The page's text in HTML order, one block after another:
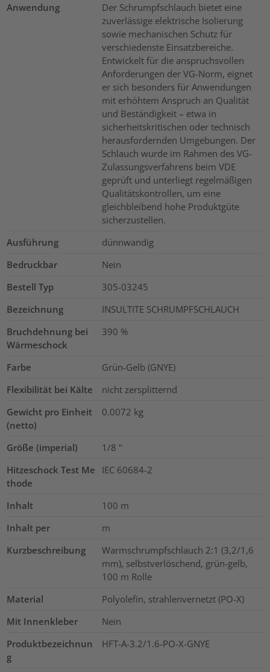
Anwendung
Der Schrumpfschlauch bietet eine
zuverlässige elektrische Isolierung
sowie mechanischen Schutz für
verschiedenste Einsatzbereiche.
Entwickelt für die anspruchsvollen
Anforderungen der VG-Norm, eignet
er sich besonders für Anwendungen
mit erhöhtem Anspruch an Qualität
und Beständigkeit – etwa in
sicherheitskritischen oder technisch
herausfordernden Umgebungen. Der
Schlauch wurde im Rahmen des VG-
Zulassungsverfahrens beim VDE
geprüft und unterliegt regelmäßigen
Qualitätskontrollen, um eine
gleichbleibend hohe Produktgüte
sicherzustellen.
Ausführung
dünnwandig
Bedruckbar
Nein
Bestell Typ
305-03245
Bezeichnung
INSULTITE SCHRUMPFSCHLAUCH
Bruchdehnung bei
Wärmeschock
390 %
Farbe
Grün-Gelb (GNYE)
Flexibilität bei Kälte
nicht zersplitternd
Gewicht pro Einheit
(netto)
0.0072 kg
Größe (imperial) 1/8 "
Hitzeschock Test Me
thode
IEC 60684-2
Inhalt 100 m
Inhalt per
m
Kurzbeschreibung
Warmschrumpfschlauch 2:1 (3,2/1,6
mm), selbstverlöschend, grün-gelb,
100 m Rolle
Material
Polyolefin, strahlenvernetzt (PO-X)
Mit Innenkleber
Nein
Produktbezeichnun
g
HFT-A-3.2/1.6-PO-X-GNYE